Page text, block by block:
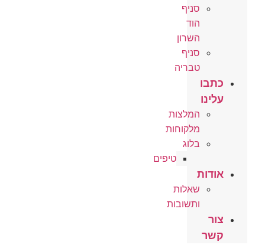
סניף
הוד
השרון
סניף
טבריה
כתבו
עלינו
המלצות
מלקוחות
בלוג
טיפים
אודות
שאלות
ותשובות
צור
קשר